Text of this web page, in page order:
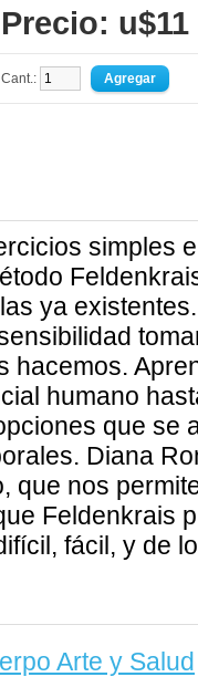
Precio: u$11
Cant.:
simples
ya
hacemos.
humano
que se
Diana
que nos
Feldenkrais
fácil, y de
Arte y Salud